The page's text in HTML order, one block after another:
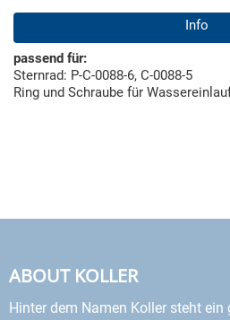
Info
passend für:
Sternrad: P-C-0088-6, C-0088-5
Ring und Schraube für
ABOUT KOLLER
Hinter dem Namen Koller steht ein